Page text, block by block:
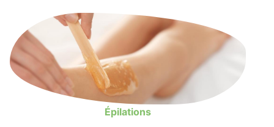
Épilations